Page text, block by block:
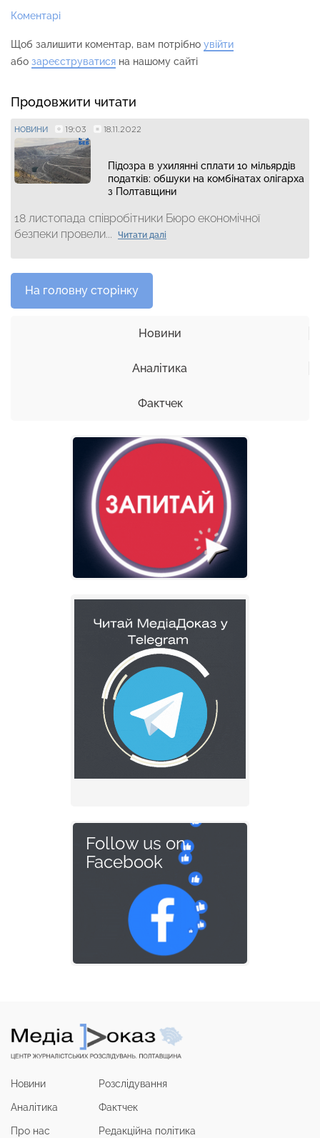
Коментарі
Щоб залишити коментар, вам потрібно увійти
або зареєструватися на нашому сайті
Продовжити читати
НОВИНИ 19:03 18.11.2022
Підозра в ухилянні сплати 10 мільярдів
податків: обшуки на комбінатах олігарха
з Полтавщини
18 листопада співробітники Бюро економічної
безпеки провели...
Читати далі
На головну сторінку
Новини
Аналітика
Фактчек
Follow us on
Facebook
Новини
Аналітика
Про нас
Розслідування
Фактчек
Редакційна політика